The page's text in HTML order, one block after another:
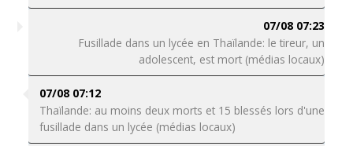
07/08 07:23
Fusillade dans un lycée en Thaïlande: le tireur, un
adolescent, est mort (médias locaux)
07/08 07:12
Thaïlande: au moins deux morts et 15 blessés lors d'une
fusillade dans un lycée (médias locaux)